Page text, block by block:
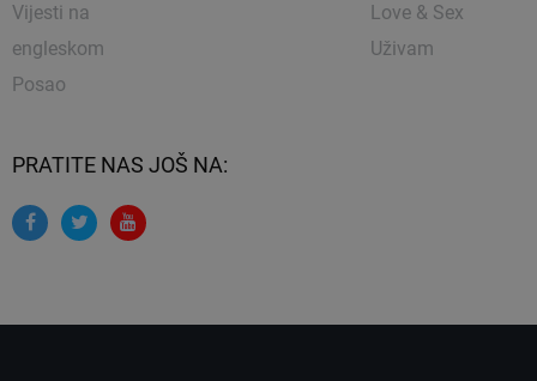
Vijesti na
engleskom
Posao
Love & Sex
Uživam
PRATITE NAS JOŠ NA: